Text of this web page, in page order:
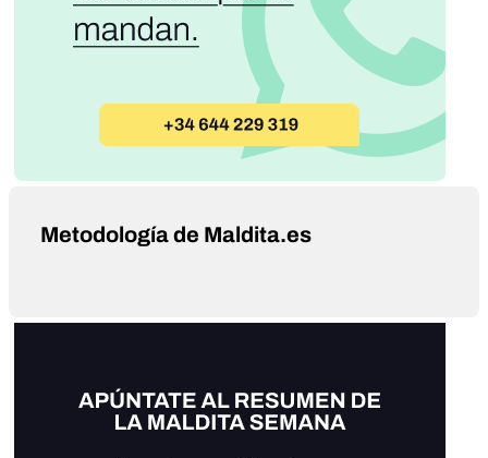
Metodología de Maldita.es